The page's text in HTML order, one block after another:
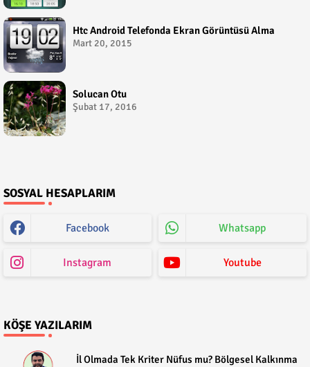
Htc Android Telefonda Ekran Görüntüsü Alma
Mart 20, 2015
Solucan Otu
Şubat 17, 2016
SOSYAL HESAPLARIM
Facebook Whatsapp
Instagram Youtube
KÖŞE YAZILARIM
​İl Olmada Tek Kriter Nüfus mu? Bölgesel Kalkınma